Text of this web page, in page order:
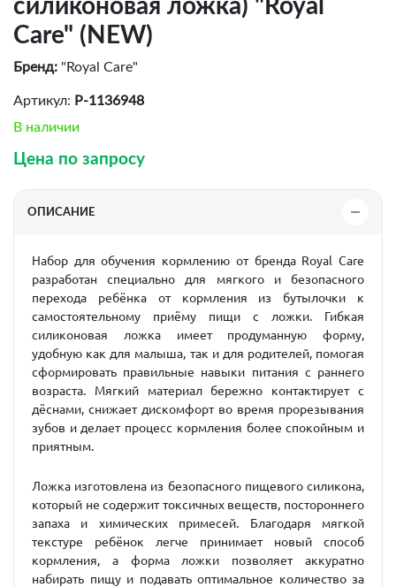
силиконовая ложка) "Royal
Care" (NEW)
Бренд: "Royal Care"
Артикул: P-1136948
В наличии
Цена по запросу
ОПИСАНИЕ
Набор для обучения кормлению от бренда Royal Care
разработан специально для мягкого и безопасного
перехода ребёнка от кормления из бутылочки к
самостоятельному приёму пищи с ложки. Гибкая
силиконовая ложка имеет продуманную форму,
удобную как для малыша, так и для родителей, помогая
сформировать правильные навыки питания с раннего
возраста. Мягкий материал бережно контактирует с
дёснами, снижает дискомфорт во время прорезывания
зубов и делает процесс кормления более спокойным и
приятным.
Ложка изготовлена из безопасного пищевого силикона,
который не содержит токсичных веществ, постороннего
запаха и химических примесей. Благодаря мягкой
текстуре ребёнок легче принимает новый способ
кормления, а форма ложки позволяет аккуратно
набирать пищу и подавать оптимальное количество за